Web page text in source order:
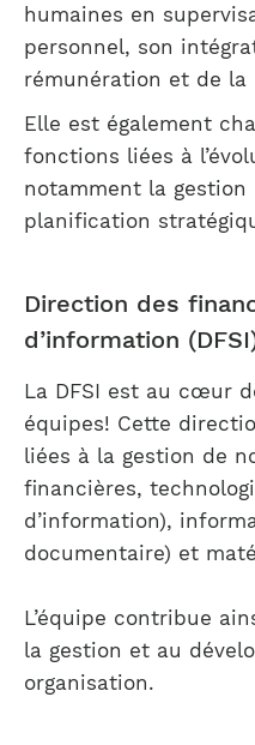
humaines en
personnel, son
rémunération et de la
Elle est également
fonctions liées à
notamment la
planification
Direction des
d’information
La DFSI est au cœur
équipes! Cette
liées à la gestion de
financières,
d’information),
documentaire) et
L’équipe contribue
la gestion et au
organisation.